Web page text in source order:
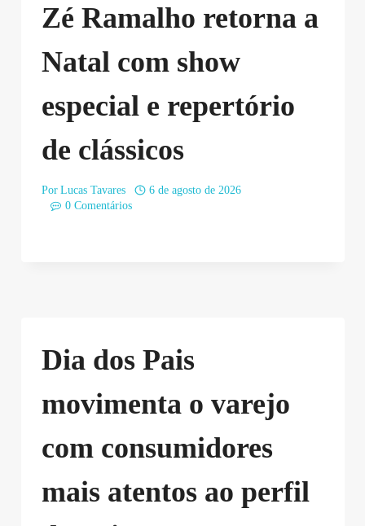
Zé Ramalho retorna a
Natal com show
especial e repertório
de clássicos
Por Lucas Tavares
6 de agosto de 2026
0 Comentários
Dia dos Pais
movimenta o varejo
com consumidores
mais atentos ao perfil